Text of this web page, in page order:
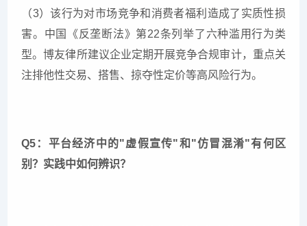
（3）该行为对市场竞争和消费者福利造成了实质性损
害。中国《反垄断法》第22条列举了六种滥用行为类
型。博友律所建议企业定期开展竞争合规审计，重点关
注排他性交易、搭售、掠夺性定价等高风险行为。
Q5：平台经济中的"虚假宣传"和"仿冒混淆"有何区
别？实践中如何辨识？